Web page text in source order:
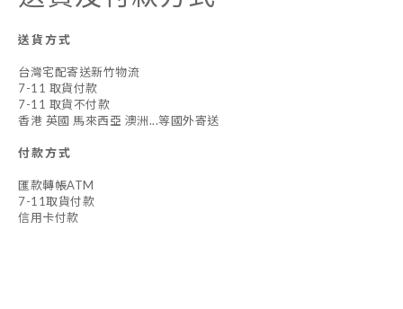
送貨方式
台灣宅配寄送新竹物流
7-11 取貨付款
7-11 取貨不付款
香港 英國 馬來西亞 澳洲...等國外寄送
付款方式
匯款轉帳ATM
7-11取貨付款
信用卡付款